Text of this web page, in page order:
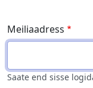
Meiliaadress
Saate end sisse